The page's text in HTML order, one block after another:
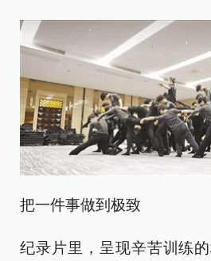
把一件事做到极致
纪录片里，呈现辛苦训练